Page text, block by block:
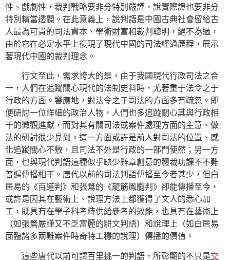
性、戲劇性，裁判戰略要非分特別嚴謹，說實際證也要非分
特別精當透闢。在此意義上，說判語是中國古典社會留給古
人最為可貴的司法資本、學術財富和裁判聰明，絕不為過，
由於它在必定水平上復現了現代中國的司法經過歷程，展示
著現代中國的裁判理念。
行文至此，需求誇大的是，由于我國現代行政司法之合
一，人們在追蹤關心現代的法制史料時，尤著重于法令之于
行政的方面。響應地，對法令之于司法的方面多有疏忽。即
便研討一位詳細的政治人物，人們也多追蹤關心其與行政相
干的微觀進獻，而對其有關司法或案件處理方面的主意、做
法的研討很少見到。這一方面或許是前人對司法的位置、感
化追蹤關心不敷，且司法不外是行政的一部門使然；另一方
面，也與現代判語這種似乎缺少辭章創意的體裁功課不不難
普遍傳播相干。唐代以前的司法判語傳播至今者甚少，但白
居易的《百道判》和張鶩的《龍筋鳳髓判》卻能傳播至今，
或許是因其在藝術上、說理方法上都獲得了文人的悉心加
工，既具有在學子科考時供給參考的效能，也具有在藝術上
（如張鶩嚴謹又不乏富麗的駢文判語）和說理上（如白居易
面臨諸多兩難案件時奇特工穩的說理）傳播的價值。
這些唐代以前可謂百里挑一的判語，所彰顯的不只是交